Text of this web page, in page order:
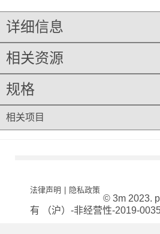
详细信息
相关资源
规格
相关项目
法律声明 | 隐私政策
© 3m 2023.
有 （沪）-非经营性-2019-